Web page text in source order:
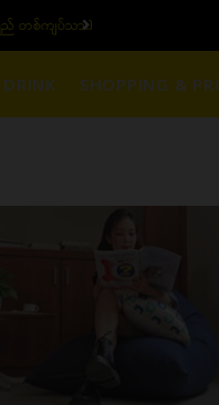
ါက်စျေး (၁၆ ပဲရည် တစ်ကျပ်သား)
SHOPPING &